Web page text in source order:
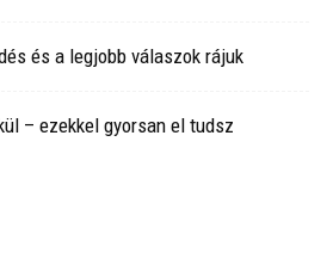
és a legjobb válaszok rájuk
– ezekkel gyorsan el tudsz